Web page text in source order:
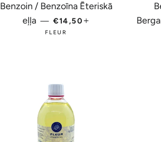
Benzoin / Benzoīna Ēteriskā
eļļa — PARASTĀ CENA
€14,50
FLEUR